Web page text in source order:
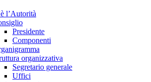
l’Autorità
Presidente
Componenti
organizzativa
Segretario generale
Uffici